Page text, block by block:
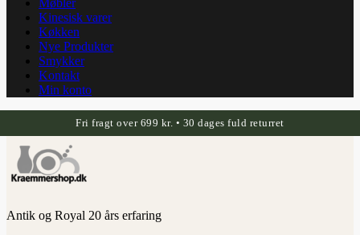
Møbler
Kinesisk varer
Køkken
Nye Produkter
Smykker
Kontakt
Min konto
Fri fragt over 699 kr. • 30 dages fuld returret
Antik og Royal 20 års erfaring